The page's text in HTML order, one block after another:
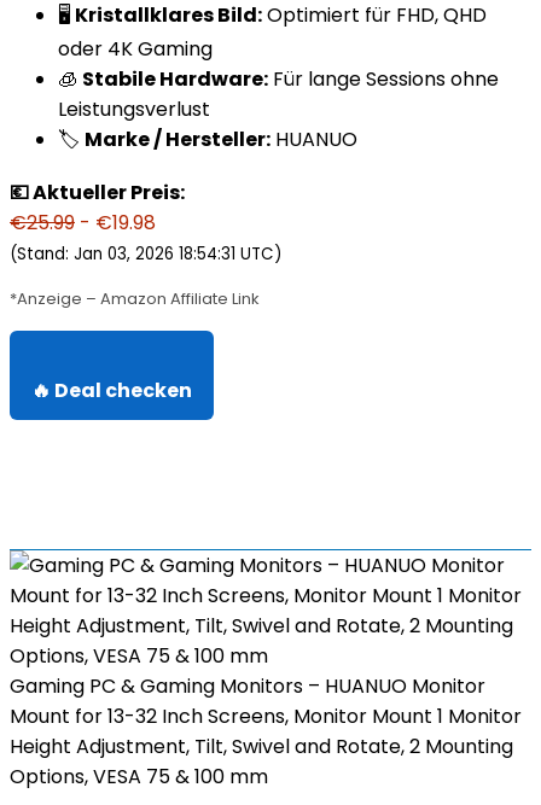
🖥️ Kristallklares Bild:Optimiert für FHD, QHD
oder 4K Gaming
🧊 Stabile Hardware: Für lange Sessions ohne
Leistungsverlust
🏷️ Marke / Hersteller: HUANUO
💶 Aktueller Preis:
€25.99 - €19.98
(Stand: Jan 03, 2026 18:54:31 UTC)
*Anzeige – Amazon Affiliate Link
🔥 Deal checken
Gaming PC & Gaming Monitors – HUANUO Monitor
Mount for 13-32 Inch Screens, Monitor Mount 1 Monitor
Height Adjustment, Tilt, Swivel and Rotate, 2 Mounting
Options, VESA 75 & 100 mm